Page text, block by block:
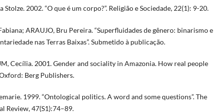
Stolze. 2002. “O que é um corpo?”. Religião e Sociedade, 22(1): 9-20.
ARAUJO, Bru Pereira. “Superfluidades de gênero: binarismo e
nas Terras Baixas”. Submetido à publicação.
Cecília. 2001. Gender and sociality in Amazonia. How real people
Berg Publishers.
1999. “Ontological politics. A word and some questions”. The
Review, 47(S1):74–89.